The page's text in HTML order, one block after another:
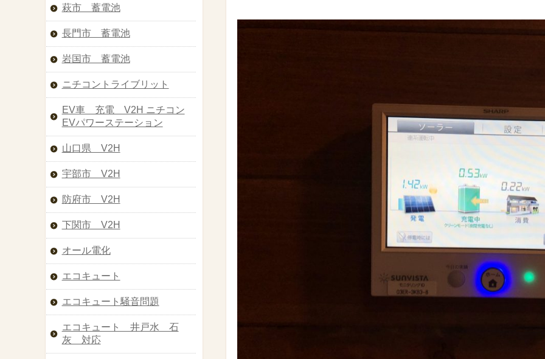
萩市 蓄電池
長門市 蓄電池
岩国市 蓄電池
ニチコントライブリット
EV車 充電 V2H ニチコン
EVパワーステーション
山口県 V2H
宇部市 V2H
防府市 V2H
下関市 V2H
オール電化
エコキュート
エコキュート騒音問題
エコキュート 井戸水 石
灰 対応